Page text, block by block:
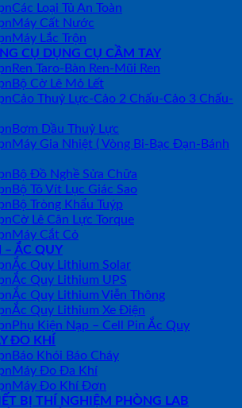
Các Loại Tủ An Toàn
Máy Cất Nước
Máy Lắc Trộn
CỤ DỤNG CỤ CẦM TAY
Ren Taro-Bàn Ren-Mũi Ren
Bộ Cờ Lê Mỏ Lết
Cảo Thuỷ Lực-Cảo 2 Chấu-Cảo 3 Chấu-
Bơm Dầu Thuỷ Lực
Máy Gia Nhiệt ( Vòng Bi-Bạc Đạn-Bánh
Bộ Đồ Nghề Sửa Chữa
Bộ Tô Vít Lục Giác Sao
Bộ Tròng Khẩu Tuýp
Cờ Lê Cân Lực Torque
Máy Cắt Cỏ
– ẮC QUY
Ắc Quy Lithium Solar
Ắc Quy Lithium UPS
Ắc Quy Lithium Viễn Thông
Ắc Quy Lithium Xe Điện
Phụ Kiện Nạp – Cell Pin Ắc Quy
ĐO KHÍ
Báo Khói Báo Cháy
Máy Đo Đa Khí
Máy Đo Khí Đơn
BỊ THÍ NGHIỆM PHÒNG LAB